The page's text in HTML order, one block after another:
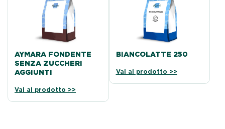
AYMARA FONDENTE
SENZA ZUCCHERI
AGGIUNTI
Vai al prodotto >>
BIANCOLATTE 250
Vai al prodotto >>